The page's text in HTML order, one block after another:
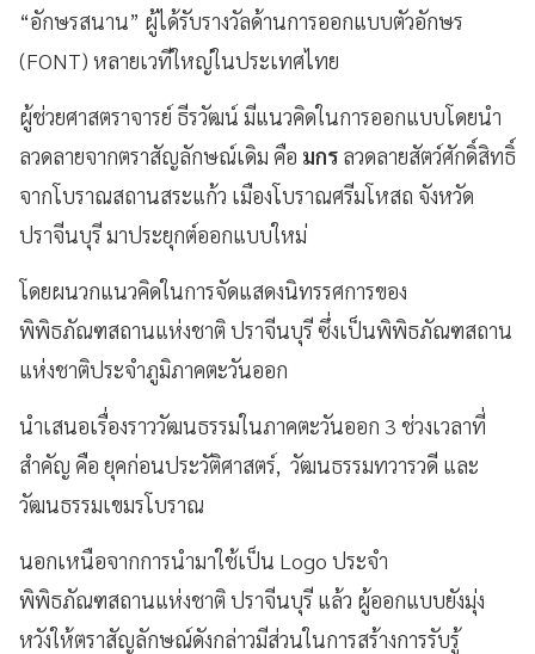
“อักษรสนาน” ผู้ได้รับรางวัลด้านการออกแบบตัวอักษร
(FONT) หลายเวทีใหญ่ในประเทศไทย
ผู้ช่วยศาสตราจารย์ ธีรวัฒน์ มีแนวคิดในการออกแบบโดยนำ
ลวดลายจากตราสัญลักษณ์เดิม คือ มกร ลวดลายสัตว์ศักดิ์สิทธิ์
จากโบราณสถานสระแก้ว เมืองโบราณศรีมโหสถ จังหวัด
ปราจีนบุรี มาประยุกต์ออกแบบใหม่
โดยผนวกแนวคิดในการจัดแสดงนิทรรศการของ
พิพิธภัณฑสถานแห่งชาติ ปราจีนบุรี ซึ่งเป็นพิพิธภัณฑสถาน
แห่งชาติประจำภูมิภาคตะวันออก
นำเสนอเรื่องราววัฒนธรรมในภาคตะวันออก 3 ช่วงเวลาที่
สำคัญ คือ ยุคก่อนประวัติศาสตร์, วัฒนธรรมทวารวดี และ
วัฒนธรรมเขมรโบราณ
นอกเหนือจากการนำมาใช้เป็น Logo ประจำ
พิพิธภัณฑสถานแห่งชาติ ปราจีนบุรี แล้ว ผู้ออกแบบยังมุ่ง
หวังให้ตราสัญลักษณ์ดังกล่าวมีส่วนในการสร้างการรับรู้